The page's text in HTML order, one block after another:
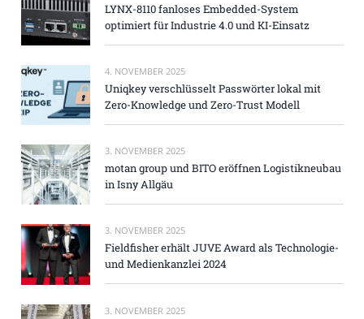
LYNX-8110 fanloses Embedded-System
optimiert für Industrie 4.0 und KI-Einsatz
4. NOVEMBER 2025
Uniqkey verschlüsselt Passwörter lokal mit
Zero-Knowledge und Zero-Trust Modell
3. NOVEMBER 2025
motan group und BITO eröffnen Logistikneubau
in Isny Allgäu
3. NOVEMBER 2025
Fieldfisher erhält JUVE Award als Technologie-
und Medienkanzlei 2024
3. NOVEMBER 2025